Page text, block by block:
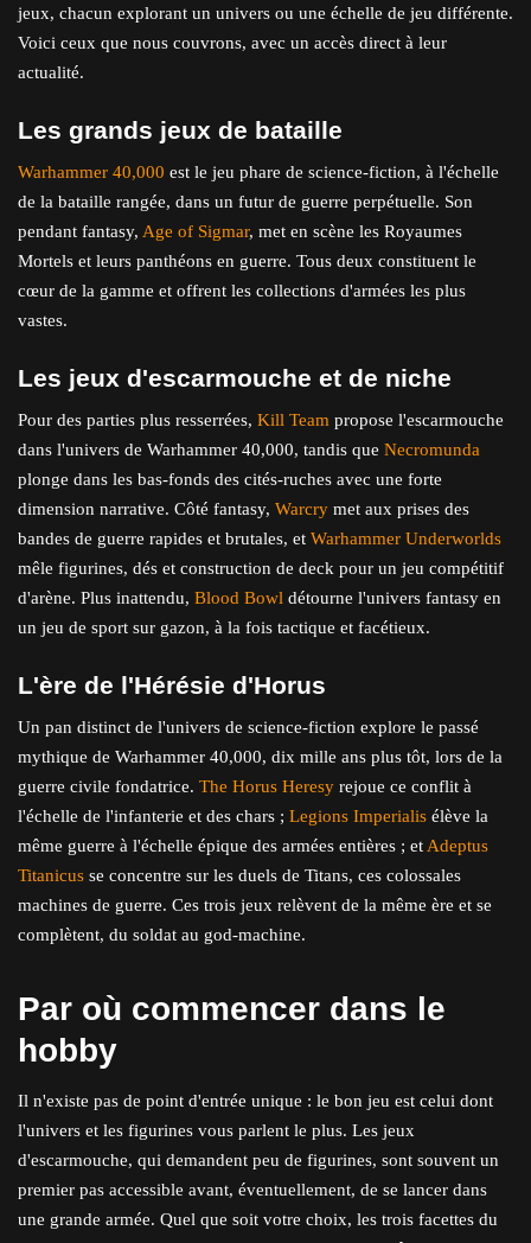
jeux, chacun explorant un univers ou une échelle de jeu différente.
Voici ceux que nous couvrons, avec un accès direct à leur
actualité.
Les grands jeux de bataille
Warhammer 40,000 est le jeu phare de science-fiction, à l'échelle
de la bataille rangée, dans un futur de guerre perpétuelle. Son
pendant fantasy, Age of Sigmar, met en scène les Royaumes
Mortels et leurs panthéons en guerre. Tous deux constituent le
cœur de la gamme et offrent les collections d'armées les plus
vastes.
Les jeux d'escarmouche et de niche
Pour des parties plus resserrées, Kill Team propose l'escarmouche
dans l'univers de Warhammer 40,000, tandis que Necromunda
plonge dans les bas-fonds des cités-ruches avec une forte
dimension narrative. Côté fantasy, Warcry met aux prises des
bandes de guerre rapides et brutales, et Warhammer Underworlds
mêle figurines, dés et construction de deck pour un jeu compétitif
d'arène. Plus inattendu, Blood Bowl détourne l'univers fantasy en
un jeu de sport sur gazon, à la fois tactique et facétieux.
L'ère de l'Hérésie d'Horus
Un pan distinct de l'univers de science-fiction explore le passé
mythique de Warhammer 40,000, dix mille ans plus tôt, lors de la
guerre civile fondatrice. The Horus Heresy rejoue ce conflit à
l'échelle de l'infanterie et des chars ; Legions Imperialis élève la
même guerre à l'échelle épique des armées entières ; et Adeptus
Titanicus se concentre sur les duels de Titans, ces colossales
machines de guerre. Ces trois jeux relèvent de la même ère et se
complètent, du soldat au god-machine.
Par où commencer dans le
hobby
Il n'existe pas de point d'entrée unique : le bon jeu est celui dont
l'univers et les figurines vous parlent le plus. Les jeux
d'escarmouche, qui demandent peu de figurines, sont souvent un
premier pas accessible avant, éventuellement, de se lancer dans
une grande armée. Quel que soit votre choix, les trois facettes du